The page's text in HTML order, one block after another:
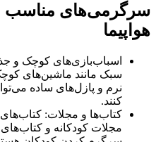
سرگرمی‌های مناسب
هواپیما
اسباب‌بازی‌های کوچک و
سبک مانند ماشین‌های
نرم و پازل‌های ساده
کنند.
کتاب‌ها و مجلات:
مجلات کودکانه و